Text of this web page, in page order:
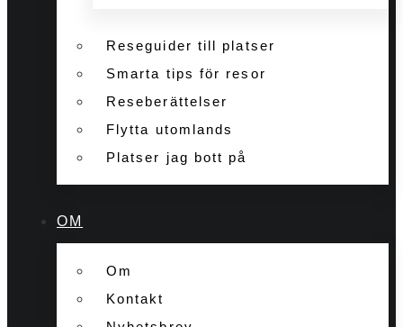
Reseguider till platser
Smarta tips för resor
Reseberättelser
Flytta utomlands
Platser jag bott på
OM
Om
Kontakt